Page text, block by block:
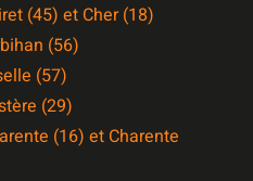
(45) et Cher (18)
(56)
(57)
(29)
(16) et Charente